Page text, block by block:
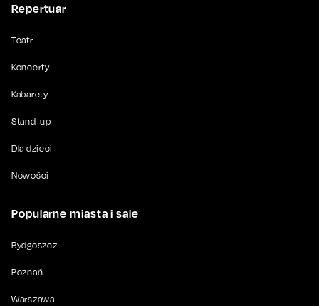
Repertuar
Teatr
Koncerty
Kabarety
Stand-up
Dla dzieci
Nowości
Popularne miasta i sale
Bydgoszcz
Poznań
Warszawa